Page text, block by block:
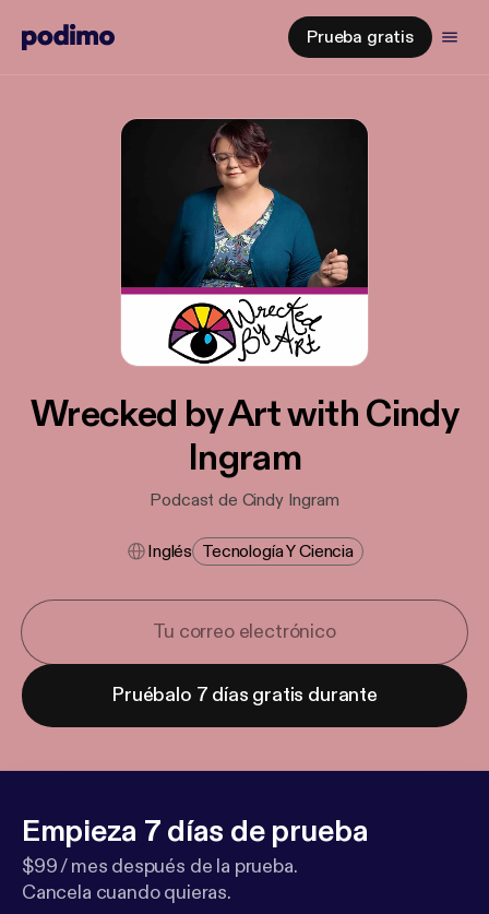
Prueba gratis
Wrecked by Art with Cindy
Ingram
Podcast de Cindy Ingram
Inglés Tecnología Y Ciencia
Pruébalo 7 días gratis durante
Empieza 7 días de prueba
$99 / mes después de la prueba.
Cancela cuando quieras.